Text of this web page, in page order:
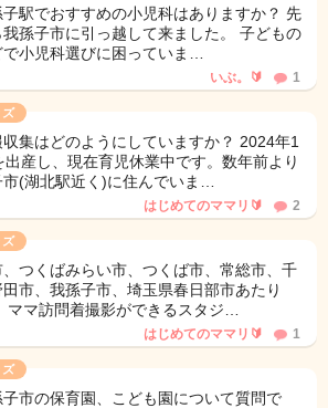
駅でおすすめの小児科はありますか？ 先
我孫子市に引っ越して来ました。 子どもの
小児科選びに困っていま…
いぶ。🔰 1
集はどのようにしていますか？ 2024年1
出産し、現在育児休業中です。数年前より
(湖北駅近く)に住んでいま…
はじめてのママリ🔰 2
つくばみらい市、つくば市、常総市、千
市、我孫子市、埼玉県春日部市あたり
ママ訪問着撮影ができるスタジ…
はじめてのママリ🔰 1
市の保育園、こども園について質問で